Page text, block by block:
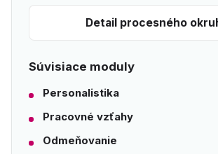
Detail procesného
Súvisiace moduly
Personalistika
Pracovné vzťahy
Odmeňovanie